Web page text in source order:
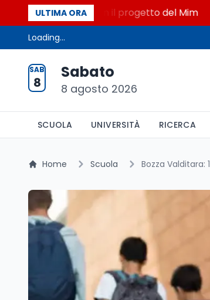
ULTIMA ORA
a Lerici con il progetto del Mim
Loading...
SAB
8
Sabato
8 agosto 2026
SCUOLA UNIVERSITÀ RICERCA
Home Scuola